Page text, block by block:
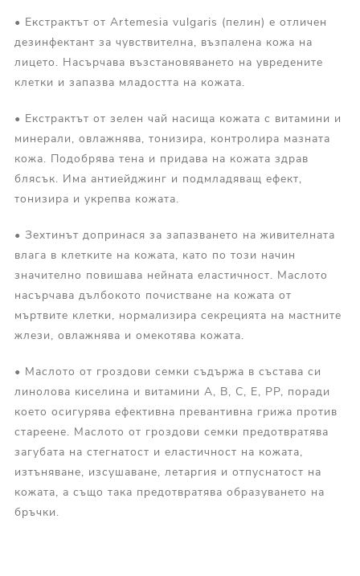
• Екстрактът от Artemesia vulgaris (пелин) е отличен
дезинфектант за чувствителна, възпалена кожа на
лицето. Насърчава възстановяването на увредените
клетки и запазва младостта на кожата.
• Екстрактът от зелен чай насища кожата с витамини и
минерали, овлажнява, тонизира, контролира мазната
кожа. Подобрява тена и придава на кожата здрав
блясък. Има антиейджинг и подмладяващ ефект,
тонизира и укрепва кожата.
• Зехтинът допринася за запазването на живителната
влага в клетките на кожата, като по този начин
значително повишава нейната еластичност. Маслото
насърчава дълбокото почистване на кожата от
мъртвите клетки, нормализира секрецията на мастните
жлези, овлажнява и омекотява кожата.
• Маслото от гроздови семки съдържа в състава си
линолова киселина и витамини A, B, C, E, PP, поради
което осигурява ефективна превантивна грижа против
стареене. Маслото от гроздови семки предотвратява
загубата на стегнатост и еластичност на кожата,
изтъняване, изсушаване, летаргия и отпуснатост на
кожата, а също така предотвратява образуването на
бръчки.